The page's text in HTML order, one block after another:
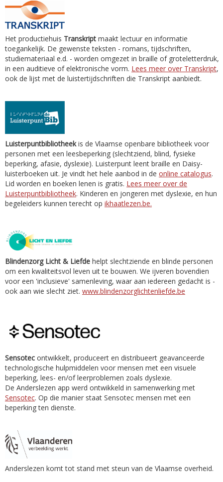
Het productiehuis Transkript maakt lectuur en informatie
toegankelijk. De gewenste teksten - romans, tijdschriften,
studiemateriaal e.d. - worden omgezet in braille of groteletterdruk,
in een auditieve of elektronische vorm. Lees meer over Transkript,
ook de lijst met de luistertijdschriften die Transkript aanbiedt.
Luisterpuntbibliotheekis de Vlaamse openbare bibliotheek voor
personen met een leesbeperking (slechtziend, blind, fysieke
beperking, afasie, dyslexie). Luisterpunt leent braille en Daisy-
luisterboeken uit. Je vindt het hele aanbod in de online catalogus.
Lid worden en boeken lenen is gratis. Lees meer over de
Luisterpuntbibliotheek. Kinderen en jongeren met dyslexie, en hun
begeleiders kunnen terecht op ikhaatlezen.be.
Blindenzorg Licht & Liefde helpt slechtziende en blinde personen
om een kwaliteitsvol leven uit te bouwen. We ijveren bovendien
voor een 'inclusieve' samenleving, waar aan iedereen gedacht is -
ook aan wie slecht ziet. www.blindenzorglichtenliefde.be
Sensotec ontwikkelt, produceert en distribueert geavanceerde
technologische hulpmiddelen voor mensen met een visuele
beperking, lees- en/of leerproblemen zoals dyslexie.
De Anderslezen app werd ontwikkeld in samenwerking met
Sensotec. Op die manier staat Sensotec mensen met een
beperking ten dienste.
Anderslezen komt tot stand met steun van de Vlaamse overheid.